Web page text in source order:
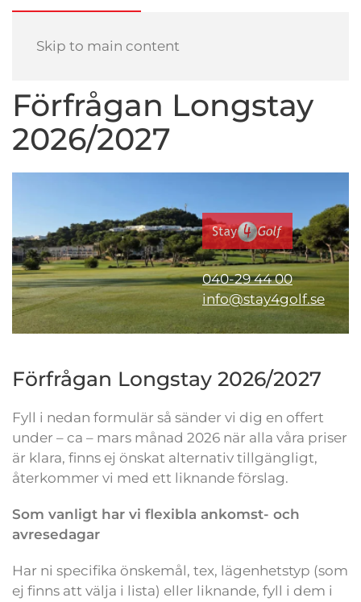
Skip to main content
Förfrågan Longstay
2026/2027
040-29 44 00
info@stay4golf.se
Förfrågan Longstay 2026/2027
Fyll i nedan formulär så sänder vi dig en offert
under – ca – mars månad 2026 när alla våra priser
är klara, finns ej önskat alternativ tillgängligt,
återkommer vi med ett liknande förslag.
Som vanligt har vi flexibla ankomst- och
avresedagar
Har ni specifika önskemål, tex, lägenhetstyp (som
ej finns att välja i lista) eller liknande, fyll i dem i